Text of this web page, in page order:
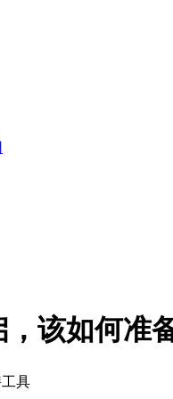
该如何准
具